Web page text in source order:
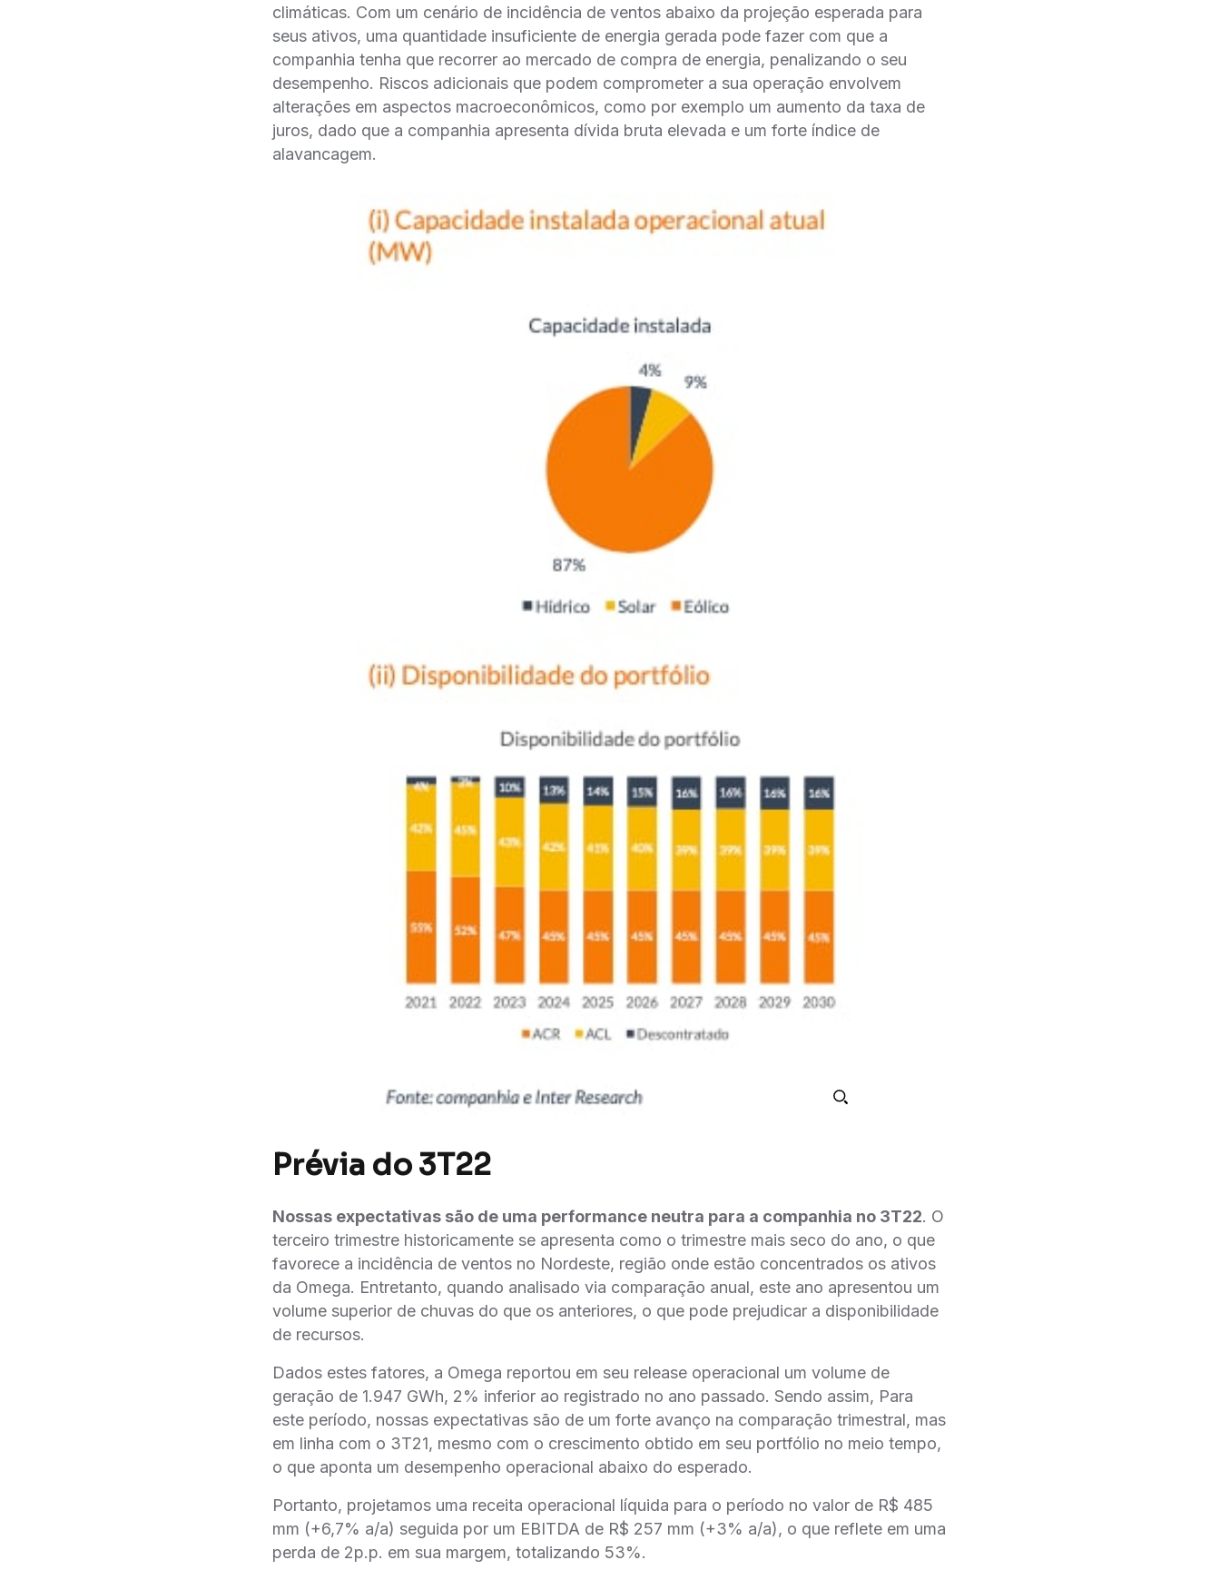
climáticas. Com um cenário de incidência de ventos abaixo da projeção esperada para
seus ativos, uma quantidade insuficiente de energia gerada pode fazer com que a
companhia tenha que recorrer ao mercado de compra de energia, penalizando o seu
desempenho. Riscos adicionais que podem comprometer a sua operação envolvem
alterações em aspectos macroeconômicos, como por exemplo um aumento da taxa de
juros, dado que a companhia apresenta dívida bruta elevada e um forte índice de
alavancagem.
Prévia do 3T22
Nossas expectativas são de uma performance neutra para a companhia no 3T22. O
terceiro trimestre historicamente se apresenta como o trimestre mais seco do ano, o que
favorece a incidência de ventos no Nordeste, região onde estão concentrados os ativos
da Omega. Entretanto, quando analisado via comparação anual, este ano apresentou um
volume superior de chuvas do que os anteriores, o que pode prejudicar a disponibilidade
de recursos.
Dados estes fatores, a Omega reportou em seu release operacional um volume de
geração de 1.947 GWh, 2% inferior ao registrado no ano passado. Sendo assim, Para
este período, nossas expectativas são de um forte avanço na comparação trimestral, mas
em linha com o 3T21, mesmo com o crescimento obtido em seu portfólio no meio tempo,
o que aponta um desempenho operacional abaixo do esperado.
Portanto, projetamos uma receita operacional líquida para o período no valor de R$ 485
mm (+6,7% a/a) seguida por um EBITDA de R$ 257 mm (+3% a/a), o que reflete em uma
perda de 2p.p. em sua margem, totalizando 53%.